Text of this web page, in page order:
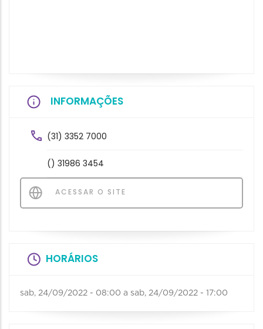
INFORMAÇÕES
(31) 3352 7000
() 31986 3454
ACESSAR O SITE
HORÁRIOS
sab, 24/09/2022 - 08:00 a sab, 24/09/2022 - 17:00